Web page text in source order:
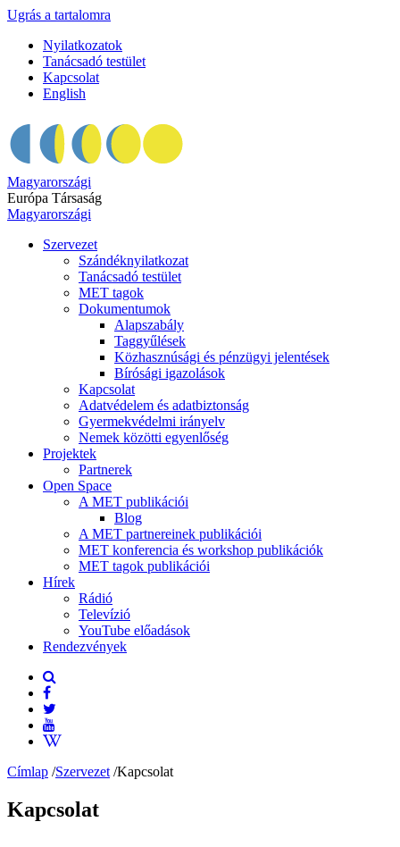
Ugrás a tartalomra
Nyilatkozatok
Tanácsadó testület
Kapcsolat
English
Magyarországi
Európa Társaság
Magyarországi
Szervezet
Szándéknyilatkozat
Tanácsadó testület
MET tagok
Dokumentumok
Alapszabály
Taggyűlések
Közhasznúsági és pénzügyi jelentések
Bírósági igazolások
Kapcsolat
Adatvédelem és adatbiztonság
Gyermekvédelmi irányelv
Nemek közötti egyenlőség
Projektek
Partnerek
Open Space
A MET publikációi
Blog
A MET partnereinek publikációi
MET konferencia és workshop publikációk
MET tagok publikációi
Hírek
Rádió
Televízió
YouTube előadások
Rendezvények
Címlap /Szervezet /Kapcsolat
Kapcsolat